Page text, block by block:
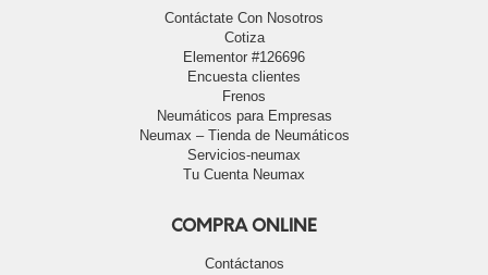
Contáctate Con Nosotros
Cotiza
Elementor #126696
Encuesta clientes
Frenos
Neumáticos para Empresas
Neumax – Tienda de Neumáticos
Servicios-neumax
Tu Cuenta Neumax
COMPRA ONLINE
Contáctanos